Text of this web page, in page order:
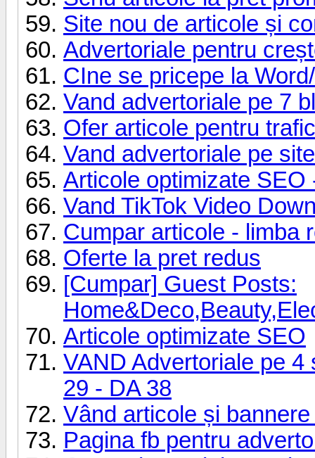
Site nou de articole și
Advertoriale pentru
CIne se pricepe la
Vand advertoriale pe 7
Ofer articole pentru trafic
Vand advertoriale pe
Articole optimizate
Vand TikTok Video
Cumpar articole - limba
Oferte la pret redus
[Cumpar] Guest Posts:
Articole optimizate SEO
VAND Advertoriale pe
29 - DA 38
Vând articole și
Pagina fb pentru